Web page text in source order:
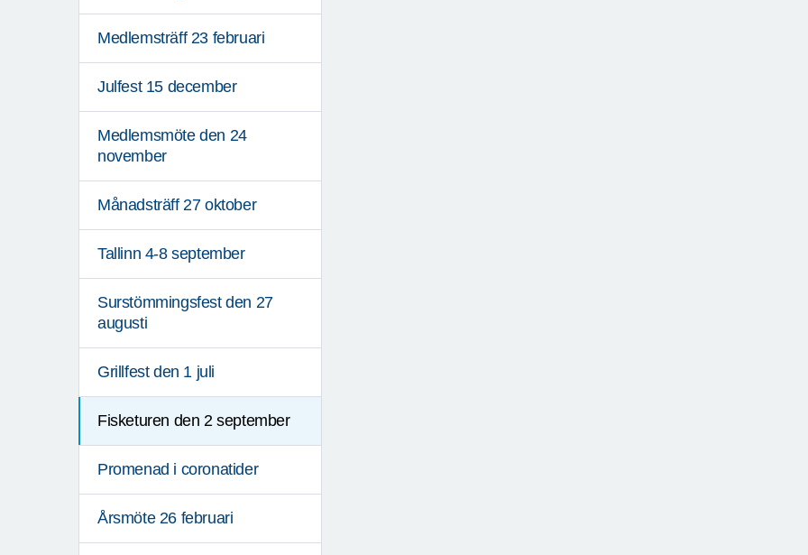
Medlemsträff 23 februari
Julfest 15 december
Medlemsmöte den 24
november
Månadsträff 27 oktober
Tallinn 4-8 september
Surstömmingsfest den 27
augusti
Grillfest den 1 juli
Fisketuren den 2 september
Promenad i coronatider
Årsmöte 26 februari